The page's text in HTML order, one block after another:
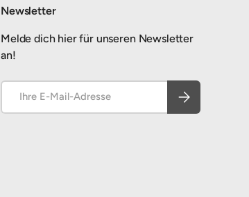
Newsletter
Melde dich hier für unseren Newsletter
an!
Abonnieren